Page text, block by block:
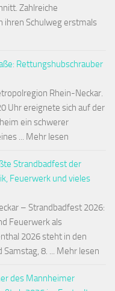
Zahlreiche
ihren Schulweg erstmals
Rettungshubschrauber
Rhein-Neckar.
Uhr ereignete sich auf der
ein schwerer
... Mehr lesen
Strandbadfest der
Feuerwerk und vieles
– Strandbadfest 2026:
Feuerwerk als
2026 steht in den
8. ... Mehr lesen
des Mannheimer